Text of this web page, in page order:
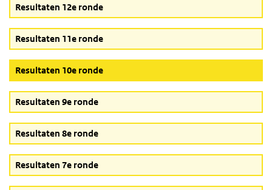
Resultaten 12e ronde
Resultaten 11e ronde
Resultaten 10e ronde(Actieve knop)
Resultaten 9e ronde
Resultaten 8e ronde
Resultaten 7e ronde